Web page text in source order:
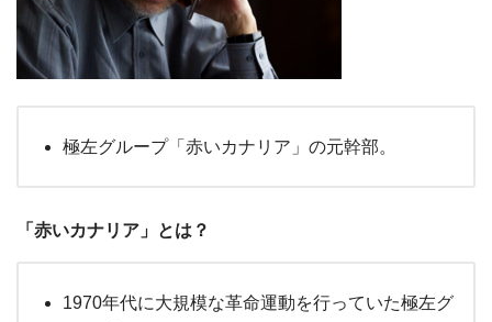
極左グループ「赤いカナリア」の元幹部。
「赤いカナリア」とは？
1970年代に大規模な革命運動を行っていた極左グ